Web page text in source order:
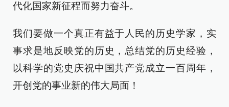
代化国家新征程而努力奋斗。
我们要做一个真正有益于人民的历史学家，实
事求是地反映党的历史，总结党的历史经验，
以科学的党史庆祝中国共产党成立一百周年，
开创党的事业新的伟大局面！